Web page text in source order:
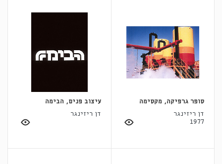
סופר גרפיקה, מקסימה
דן ריזינגר
1977
עיצוב פנים, הבימה
דן ריזינגר